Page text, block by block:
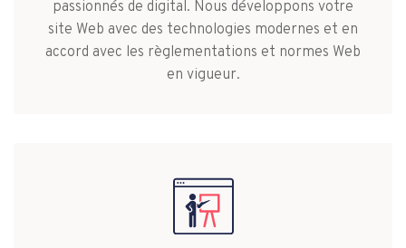
passionnés de digital. Nous développons votre
site Web avec des technologies modernes et en
accord avec les règlementations et normes Web
en vigueur.